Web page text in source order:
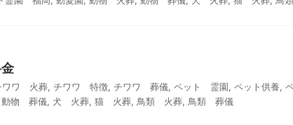
ワワ 火葬, チワワ 特徴, チワワ 葬儀, ペット 霊園 , ペット供養,
動物 葬儀, 犬 火葬, 猫 火葬, 鳥類 火葬, 鳥類 葬儀